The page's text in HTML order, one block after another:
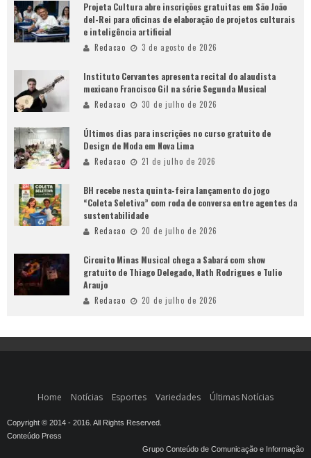
Projeta Cultura abre inscrições gratuitas em São João
del-Rei para oficinas de elaboração de projetos culturais
e inteligência artificial
Redacao 3 de agosto de 2026
Instituto Cervantes apresenta recital do alaudista
mexicano Francisco Gil na série Segunda Musical
Redacao 30 de julho de 2026
Últimos dias para inscrições no curso gratuito de
Design de Moda em Nova Lima
Redacao 21 de julho de 2026
BH recebe nesta quinta-feira lançamento do jogo
“Coleta Seletiva” com roda de conversa entre agentes da
sustentabilidade
Redacao 20 de julho de 2026
Circuito Minas Musical chega a Sabará com show
gratuito de Thiago Delegado, Nath Rodrigues e Tulio
Araujo
Redacao 20 de julho de 2026
Home Notícias Esportes Variedades Últimas Notícias
Copyright © 2014 - 2016. All Rights Reserved.
Conteúdo Press
Grupo Conteúdo de Comunicação e Informação